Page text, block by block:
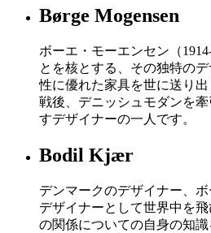
Børge Mogensen
ボーエ・モーエンセン（
とを核とする、その独特の
性に優れた家具を世に送り
戦後、デニッシュモダンを
すデザイナーの一人です。
Bodil Kjær
デンマークのデザイナー、ボ
デザイナーとして世界中を
の関係についての自身の知